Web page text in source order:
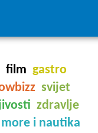
film gastro
svijet
zdravlje
more i nautika